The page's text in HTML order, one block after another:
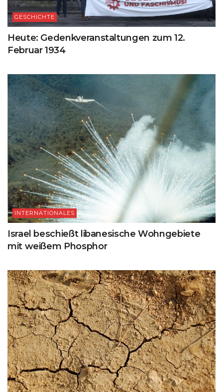
GESCHICHTE
Heute: Gedenkveranstaltungen zum 12.
Februar 1934
INTERNATIONALES
Israel beschießt libanesische Wohngebiete
mit weißem Phosphor